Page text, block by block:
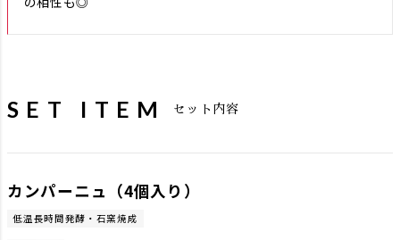
SET ITEM セット内容
カンパーニュ（4個入り）
低温長時間発酵・石窯焼成